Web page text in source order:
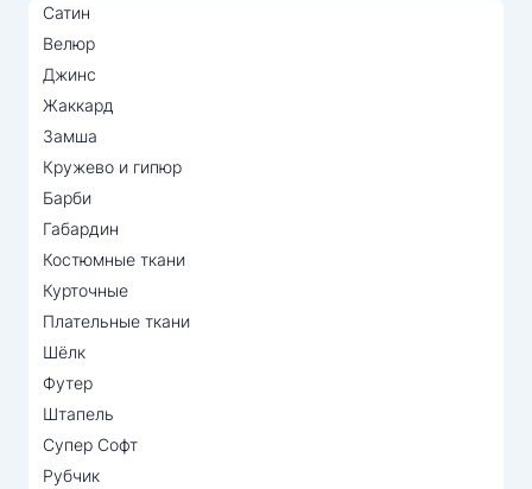
Сатин
Велюр
Джинс
Жаккард
Замша
Кружево и гипюр
Барби
Габардин
Костюмные ткани
Курточные
Плательные ткани
Шёлк
Футер
Штапель
Супер Софт
Рубчик